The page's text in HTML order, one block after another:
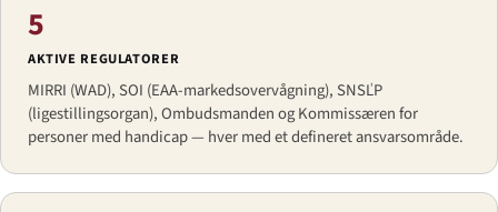
5
AKTIVE REGULATORER
MIRRI (WAD), SOI (EAA-markedsovervågning), SNSĽP
(ligestillingsorgan), Ombudsmanden og Kommissæren for
personer med handicap — hver med et defineret ansvarsområde.